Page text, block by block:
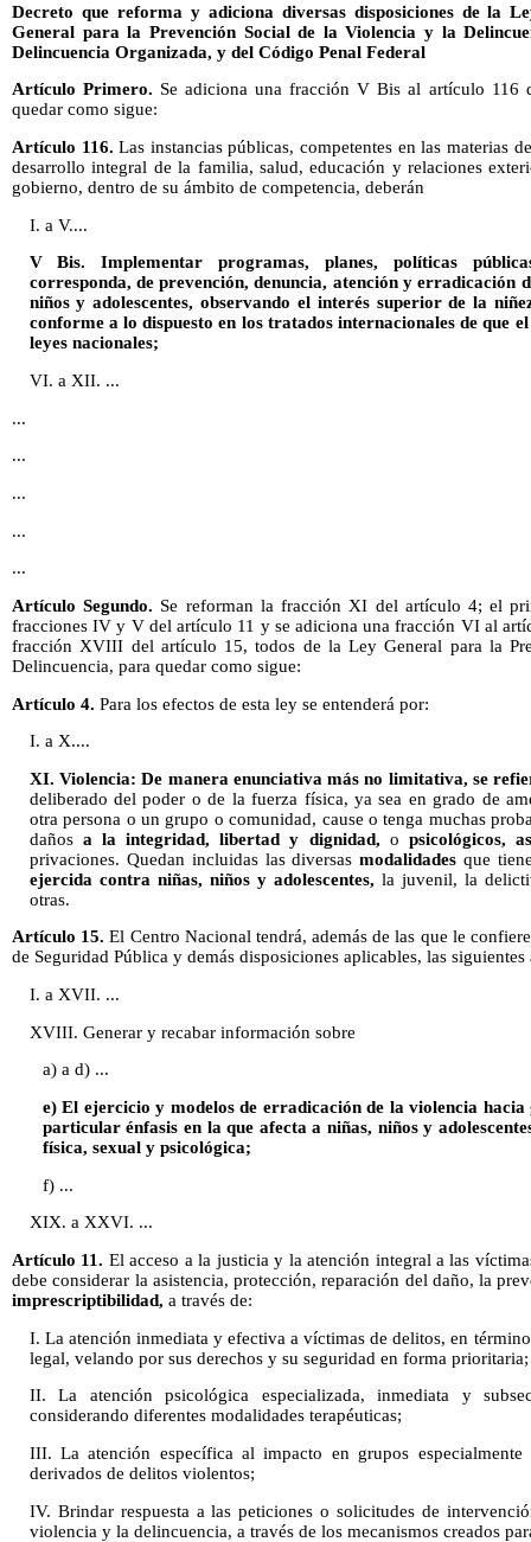
Decreto que reforma y adiciona diversas disposiciones de la
General para la Prevención Social de la Violencia y la
Delincuencia Organizada, y del Código Penal Federal
Artículo Primero. Se adiciona una fracción V Bis al artículo 116
quedar como sigue:
Artículo 116.Las instancias públicas, competentes en las materias
desarrollo integral de la familia, salud, educación y relaciones
gobierno, dentro de su ámbito de competencia, deberán
I. a V....
V Bis. Implementar programas, planes, políticas
corresponda, de prevención, denuncia, atención y erradicación
niños y adolescentes, observando el interés superior de la
conforme a lo dispuesto en los tratados internacionales de que
leyes nacionales;
VI. a XII. ...
...
...
...
...
...
Artículo Segundo. Se reforman la fracción XI del artículo 4; el
fracciones IV y V del artículo 11 y se adiciona una fracción VI al
fracción XVIII del artículo 15, todos de la Ley General para la
Delincuencia, para quedar como sigue:
Artículo 4. Para los efectos de esta ley se entenderá por:
I. a X....
XI. Violencia: De manera enunciativa más no limitativa, se
deliberado del poder o de la fuerza física, ya sea en grado de
otra persona o un grupo o comunidad, cause o tenga muchas
daños a la integridad, libertad y dignidad, opsicológicos,
privaciones. Quedan incluidas las diversasmodalidades que
ejercida contra niñas, niños y adolescentes, la juvenil, la
otras.
Artículo 15.El Centro Nacional tendrá, además de las que le
de Seguridad Pública y demás disposiciones aplicables, las
I. a XVII. ...
XVIII. Generar y recabar información sobre
a) a d) ...
e) El ejercicio y modelos de erradicación de la violencia
particular énfasis en la que afecta a niñas, niños y
física, sexual y psicológica;
f) ...
XIX. a XXVI. ...
Artículo 11. El acceso a la justicia y la atención integral a las
debe considerar la asistencia, protección, reparación del daño, la
imprescriptibilidad, a través de:
I. La atención inmediata y efectiva a víctimas de delitos, en
legal, velando por sus derechos y su seguridad en forma prioritaria;
II. La atención psicológica especializada, inmediata y
considerando diferentes modalidades terapéuticas;
III. La atención específica al impacto en grupos especialmente
derivados de delitos violentos;
IV. Brindar respuesta a las peticiones o solicitudes de
violencia y la delincuencia, a través de los mecanismos creados